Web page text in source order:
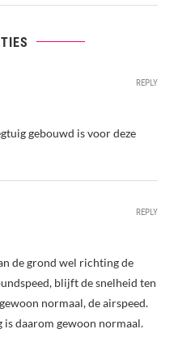
gebouwd is voor deze
REPLY
de grond wel richting de
blijft de snelheid ten
normaal, de airspeed.
daarom gewoon normaal.
REPLY